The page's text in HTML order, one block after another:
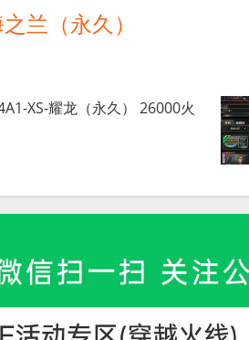
兰（永久）
XS-耀龙（永久） 26000火